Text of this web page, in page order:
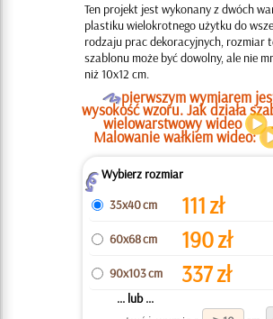
Ten projekt jest wykonany z dwóch
plastiku wielokrotnego użytku do
rodzaju prac dekoracyjnych, rozmiar
szablonu może być dowolny, ale nie
niż 10x12 cm.
Opierwszym wymiarem
wysokość wzoru. Jak działa
wielowarstwowy wideo .
Malowanie wałkiem wideo:
ZWybierz rozmiar
35x40 cm
111zł
60x68 cm 190zł
90x103 cm 337zł
... lub ...